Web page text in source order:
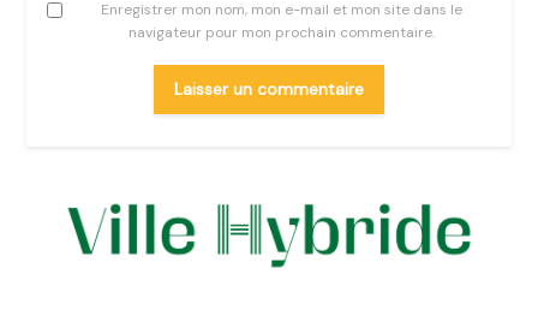
Enregistrer mon nom, mon e-mail et mon site dans le
navigateur pour mon prochain commentaire.